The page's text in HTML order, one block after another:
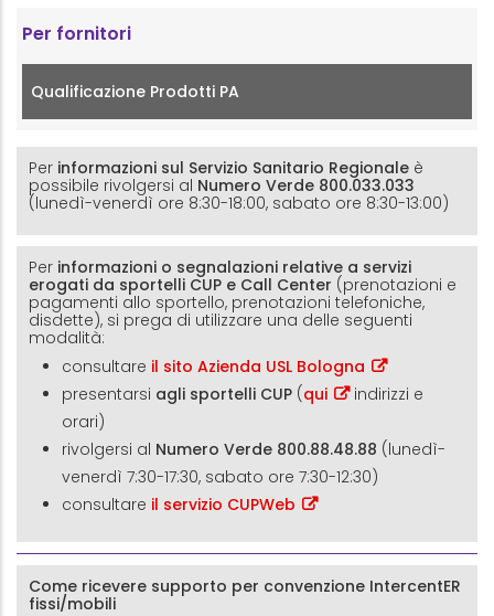
Per fornitori
Qualificazione Prodotti PA
Per informazioni sul Servizio Sanitario Regionale è
possibile rivolgersi al Numero Verde 800.033.033
(lunedì-venerdì ore 8:30-18:00, sabato ore 8:30-13:00)
Per informazioni o segnalazioni relative a servizi
erogati da sportelli CUP e Call Center (prenotazioni e
pagamenti allo sportello, prenotazioni telefoniche,
disdette), si prega di utilizzare una delle seguenti
modalità:
consultare il sito Azienda USL Bologna
presentarsi agli sportelli CUP (qui
indirizzi e
orari)
rivolgersi al Numero Verde 800.88.48.88 (lunedì-
venerdì 7:30-17:30, sabato ore 7:30-12:30)
consultare il servizio CUPWeb
Come ricevere supporto per convenzione IntercentER
fissi/mobili